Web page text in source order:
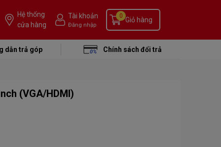
Hệ thống
cửa hàng
Tài khoản
Đăng nhập
Giỏ hàng
0
dẫn trả góp Chính sách đổi trả
(VGA/HDMI)